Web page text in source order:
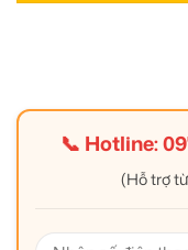
📞 Hotline:
(Hỗ trợ từ